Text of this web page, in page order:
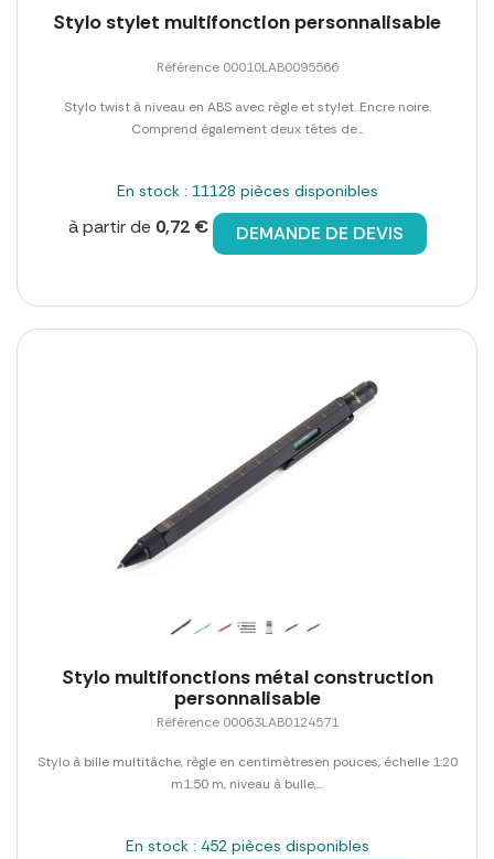
Stylo stylet multifonction personnalisable
Référence 00010LAB0095566
Stylo twist à niveau en ABS avec règle et stylet. Encre noire.
Comprend également deux têtes de...
En stock : 11128 pièces disponibles
à partir de 0,72 € DEMANDE DE DEVIS
Stylo multifonctions métal construction
personnalisable
Référence 00063LAB0124571
Stylo à bille multitâche, règle en centimètresen pouces, échelle 1:20
m1:50 m, niveau à bulle,...
En stock : 452 pièces disponibles